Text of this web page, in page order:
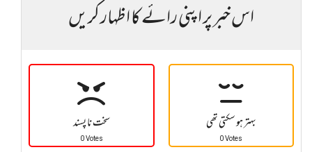
اس خبر پر اپنی رائے کا اظہار کریں
سخت نا پسند
0 Votes
بہتر ہو سکتی تھی
0 Votes